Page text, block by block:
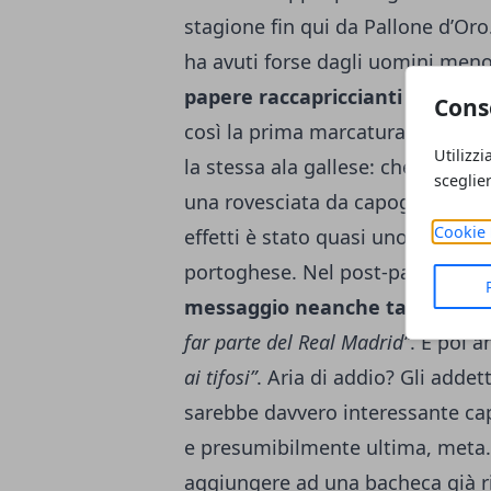
Cookie
stagione fin qui da Pallone
ha avuti forse dagli uomini
papere raccapriccianti fa
così la prima marcatura di
la stessa ala gallese: che,
una rovesciata da capogiro,
effetti è stato quasi uno
portoghese. Nel post-partita,
messaggio neanche tanto
far parte del Real Madrid”. E poi
ai tifosi”. Aria di addio? Gli
sarebbe davvero interessante
e presumibilmente ultima, meta.
aggiungere ad una bacheca già